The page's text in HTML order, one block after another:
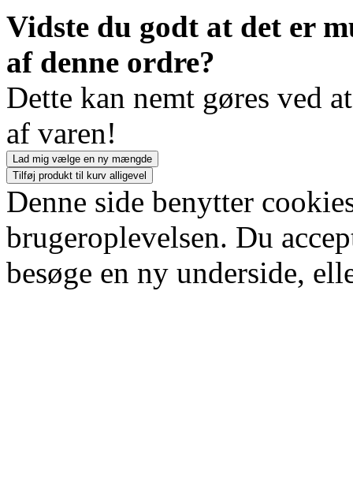
Vidste du godt at det er
af denne ordre?
Dette kan nemt gøres ved
af varen!
Lad mig vælge en ny mængde
Tilføj produkt til kurv alligevel
Denne side benytter
brugeroplevelsen. Du
besøge en ny underside,